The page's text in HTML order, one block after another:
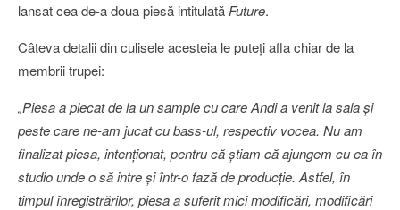
lansat cea de-a doua piesă intitulată Future.
Câteva detalii din culisele acesteia le puteţi afla chiar de la
membrii trupei:
„Piesa a plecat de la un sample cu care Andi a venit la sala şi
peste care ne-am jucat cu bass-ul, respectiv vocea. Nu am
finalizat piesa, intenţionat, pentru că ştiam că ajungem cu ea în
studio unde o să intre şi într-o fază de producţie. Astfel, în
timpul înregistrărilor, piesa a suferit mici modificări, modificări